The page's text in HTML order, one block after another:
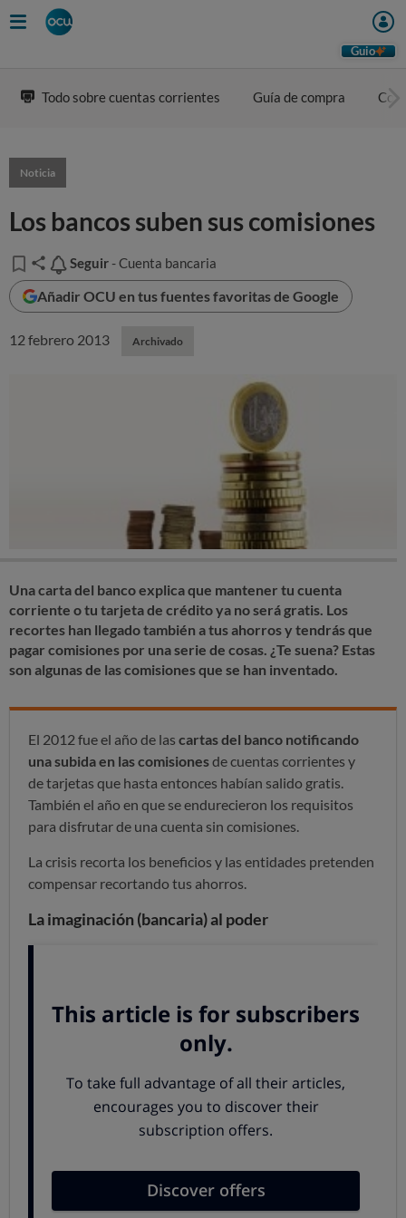
Guio
Todo sobre cuentas corrientes Guía de compra
Noticia
Los bancos suben sus comisiones
Seguir
Seguir - Cuenta bancaria
Añadir OCU en tus fuentes favoritas de Google
12 febrero 2013 Archivado
Una carta del banco explica que mantener tu cuenta
corriente o tu tarjeta de crédito ya no será gratis. Los
recortes han llegado también a tus ahorros y tendrás que
pagar comisiones por una serie de cosas. ¿Te suena? Estas
son algunas de las comisiones que se han inventado.
El 2012 fue el año de las cartas del banco notificando
una subida en las comisionesde cuentas corrientes y
de tarjetas que hasta entonces habían salido gratis.
También el año en que se endurecieron los requisitos
para disfrutar de una cuenta sin comisiones.
La crisis recorta los beneficios y las entidades pretenden
compensar recortando tus ahorros.
La imaginación (bancaria) al poder
Los bancos necesitan ingresos y se ponen "creativos" a la
Pagar por hablar con un humano: Bankinter cobra
contactar con la banca telefónica elijan hablar con un
operador en lugar de someterse al contestador
Pagar al pasar por ventanilla: Bankia cobra 3
euros si te abriste la cuenta por Internet y te
efectivo. La Caixa se lleva 2 euros por cada persona
que pase por sus oficinas a ingresar dinero en una